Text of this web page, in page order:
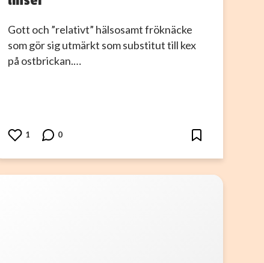
Gott och ”relativt” hälsosamt fröknäcke
som gör sig utmärkt som substitut till kex
på ostbrickan.…
1 0